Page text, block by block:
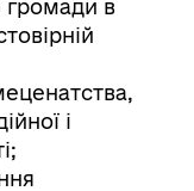
громади в
і